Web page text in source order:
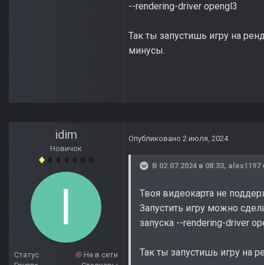
--rendering-driver opengl3
Так ты запустишь игру на
минусы.
idim
Новичок
Статус
Не в сети
Опубликовано 2 июля, 2024
В 02.07.2024 в 08:33, alex1197
Твоя видеокарта не
Запустить игру можно
запуска --rendering-driver
Так ты запустишь игру на